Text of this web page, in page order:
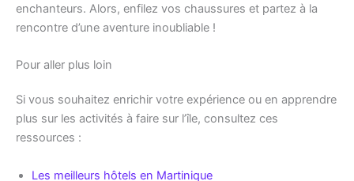
enchanteurs. Alors, enfilez vos chaussures et partez à la
rencontre d’une aventure inoubliable !
Pour aller plus loin
Si vous souhaitez enrichir votre expérience ou en apprendre
plus sur les activités à faire sur l’île, consultez ces
ressources :
Les meilleurs hôtels en Martinique